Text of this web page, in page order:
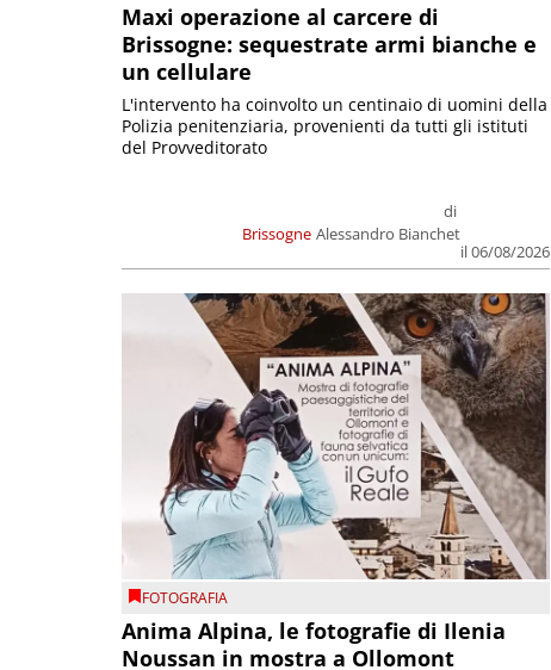
Maxi operazione al carcere di
Brissogne: sequestrate armi bianche e
un cellulare
Brissogne
di
Alessandro Bianchet
il 06/08/2026
L'intervento ha coinvolto un centinaio di uomini della
Polizia penitenziaria, provenienti da tutti gli istituti
del Provveditorato
FOTOGRAFIA
Anima Alpina, le fotografie di Ilenia
Noussan in mostra a Ollomont